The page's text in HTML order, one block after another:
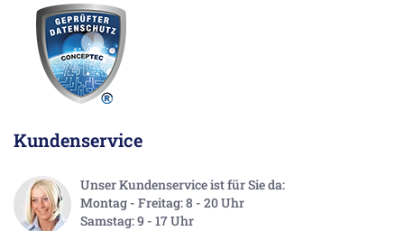
Kundenservice
Unser Kundenservice ist für Sie da:
Montag - Freitag: 8 - 20 Uhr
Samstag: 9 - 17 Uhr